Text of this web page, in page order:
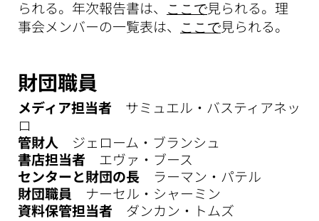
られる。年次報告書は、
ここで見られる。理
事会メンバーの一覧表は、
ここで見られる。
財団職員
メディア担当者 サミュエル・バスティアネッ
ロ
管財人 ジェローム・ブランシュ
書店担当者 エヴァ・ブース
センターと財団の長 ラーマン・パテル
財団職員 ナーセル・シャーミン
資料保管担当者 ダンカン・トムズ